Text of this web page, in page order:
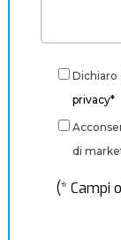
Dichiaro
privacy*
di
(* Campi